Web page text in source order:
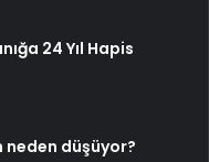
24 Yıl Hapis
neden düşüyor?